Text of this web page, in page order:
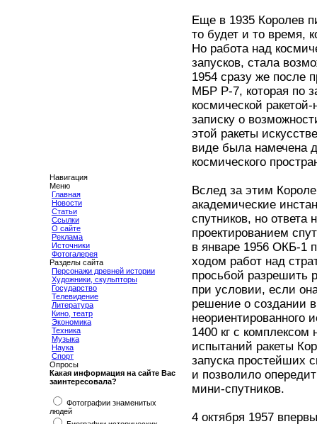
Навигация
Меню
Главная
Новости
Статьи
Ссылки
О сайте
Реклама
Источники
Фотогалерея
Разделы сайта
Персонажи древней истории
Художники, скульпторы
Государство
Телевидение
Литература
Кино, театр
Экономика
Техника
Музыка
Наука
Спорт
Опросы
Какая информация на сайте Вас
заинтересовала?
Фотографии знаменитых
людей
Еще в 1935 Королев
то будет и то время,
Но работа над
запусков, стала
1954 сразу же после
МБР Р-7, которая по
космической
записку о
этой ракеты
виде была намечена
космического
Вслед за этим
академические
спутников, но
проектированием
в январе 1956 ОКБ-1
ходом работ над
просьбой разрешить
при условии, если
решение о создании
неориентированного
1400 кг с
испытаний ракеты
запуска простейших
и позволило
мини-спутников.
4 октября 1957